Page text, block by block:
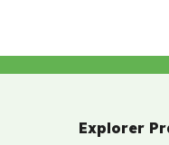
Explorer